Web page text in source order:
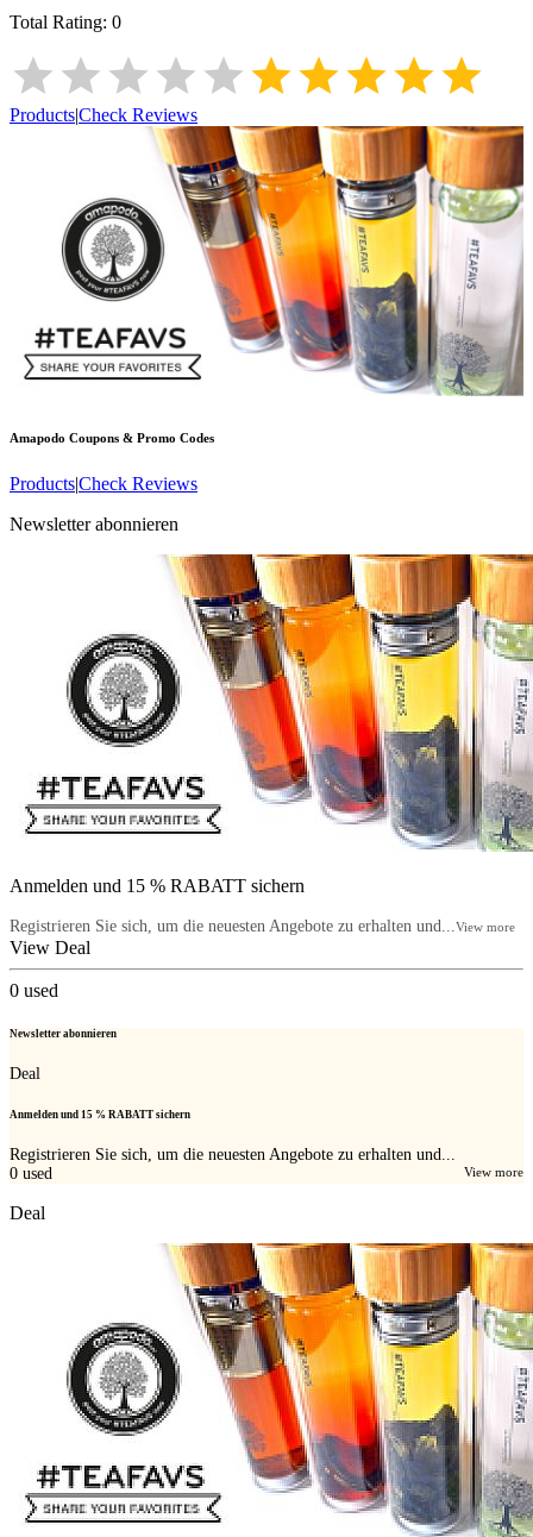
Total Rating: 0
Products|Check Reviews
Amapodo Coupons & Promo Codes
ProductsCheck Reviews
Newsletter abonnieren
Anmelden und 15 % RABATT sichern
Registrieren Sie sich, um die neuesten Angebote zu erhalten und...View more
View Deal
0 used
Newsletter abonnieren
Deal
Anmelden und 15 % RABATT sichern
Registrieren Sie sich, um die neuesten Angebote zu erhalten und...
View more
0 used
Deal